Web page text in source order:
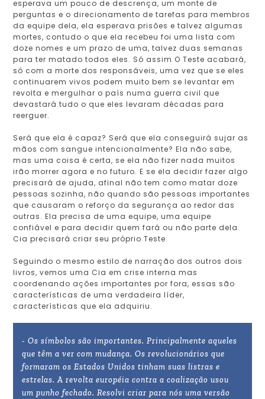
esperava um pouco de descrença, um monte de
perguntas e o direcionamento de tarefas para membros
da equipe dela, ela esperava prisões e talvez algumas
mortes, contudo o que ela recebeu foi uma lista com
doze nomes e um prazo de uma, talvez duas semanas
para ter matado todos eles. Só assim O Teste acabará,
só com a morte dos responsáveis, uma vez que se eles
continuarem vivos podem muito bem se levantar em
revolta e mergulhar o país numa guerra civil que
devastará tudo o que eles levaram décadas para
reerguer.
Será que ela é capaz? Será que ela conseguirá sujar as
mãos com sangue intencionalmente? Ela não sabe,
mas uma coisa é certa, se ela não fizer nada muitos
irão morrer agora e no futuro. E se ela decidir fazer algo
precisará de ajuda, afinal não tem como matar doze
pessoas sozinha, não quando são pessoas importantes
que causaram o reforço da segurança ao redor das
outras. Ela precisa de uma equipe, uma equipe
confiável e para decidir quem fará ou não parte dela.
Cia precisará criar seu próprio Teste.
Seguindo o mesmo estilo de narração dos outros dois
livros, vemos uma Cia em crise interna mas
coordenando ações importantes por fora, essas são
características de uma verdadeira líder,
características que ela adquiriu.
- Os símbolos são importantes. Principalmente aqueles
que têm a ver com mudança. Os revolucionários que
formaram os Estados Unidos tinham suas listras e
estrelas. A revolta européia contra a coalização usou
um punho fechado. Resolvi criar para nós uma versão